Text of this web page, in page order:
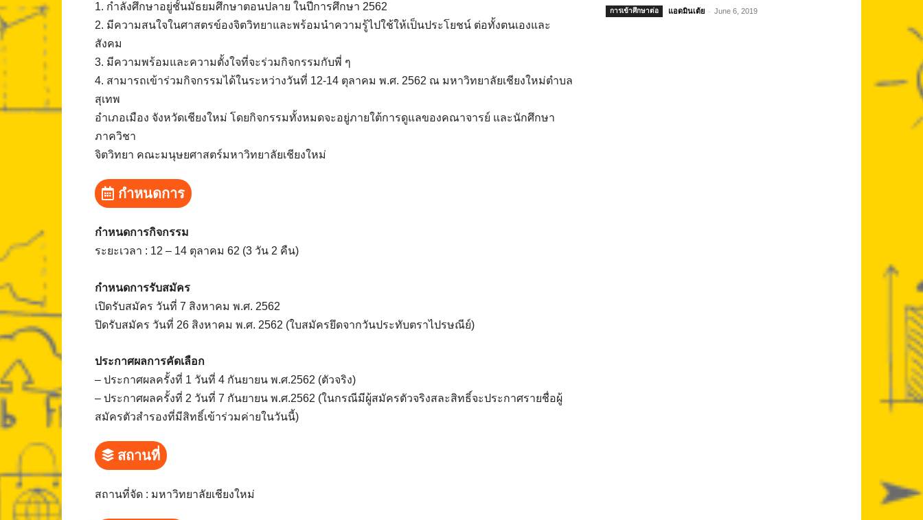
1. กำลังศึกษาอยู่ชั้นมัธยมศึกษาตอนปลาย ในปีการศึกษา 2562
2. มีความสนใจในศาสตรข์องจิตวิทยาและพร้อมนำความรู้ไปใช้ให้เป็นประโยชน์ ต่อทั้งตนเองและ
สังคม
3. มีความพร้อมและความตั้งใจที่จะร่วมกิจกรรมกับพี่ ๆ
4. สามารถเข้าร่วมกิจกรรมได้ในระหว่างวันที่ 12-14 ตุลาคม พ.ศ. 2562 ณ มหาวิทยาลัยเชียงใหม่ตำบล
สุเทพ
อำเภอเมือง จังหวัดเชียงใหม่ โดยกิจกรรมทั้งหมดจะอยู่ภายใต้การดูแลของคณาจารย์ และนักศึกษา
ภาควิชา
จิตวิทยา คณะมนุษยศาสตร์มหาวิทยาลัยเชียงใหม่
กำหนดการ
กำหนดการกิจกรรม
ระยะเวลา : 12 – 14 ตุลาคม 62 (3 วัน 2 คืน)
กำหนดการรับสมัคร
เปิดรับสมัคร วันที่ 7 สิงหาคม พ.ศ. 2562
ปิดรับสมัคร วันที่ 26 สิงหาคม พ.ศ. 2562 (ใบสมัครยึดจากวันประทับตราไปรษณีย์)
ประกาศผลการคัดเลือก
– ประกาศผลครั้งที่ 1 วันที่ 4 กันยายน พ.ศ.2562 (ตัวจริง)
– ประกาศผลครั้งที่ 2 วันที่ 7 กันยายน พ.ศ.2562 (ในกรณีมีผู้สมัครตัวจริงสละสิทธิ์จะประกาศรายชื่อผู้
สมัครตัวสำรองที่มีสิทธิ์เข้าร่วมค่ายในวันนี้)
สถานที่
สถานที่จัด : มหาวิทยาลัยเชียงใหม่
การเข้าศึกษาต่อ แอดมินเต้ย - June 6, 2019